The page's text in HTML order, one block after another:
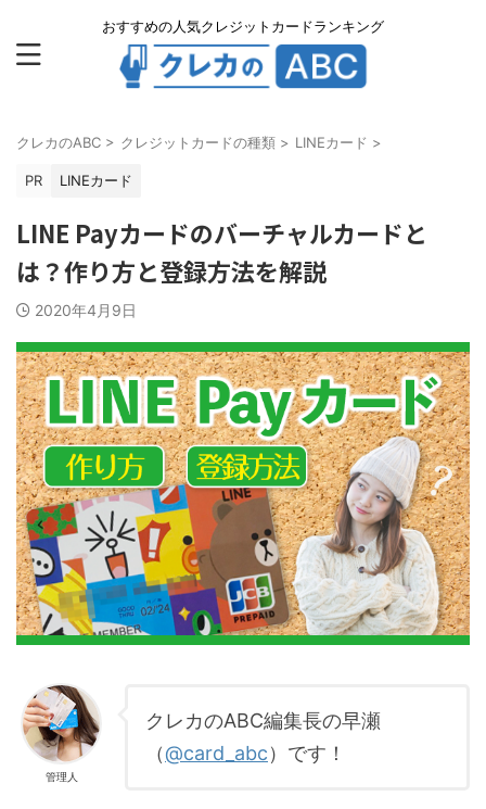
おすすめの人気クレジットカードランキング
クレカのABC > クレジットカードの種類 > LINEカード >
PR LINEカード
LINE Payカードのバーチャルカードと
は？作り方と登録方法を解説
2020年4月9日
管理人
クレカのABC編集長の早瀬
（@card_abc）です！